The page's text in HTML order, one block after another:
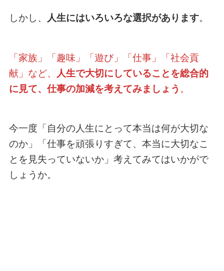
しかし、 人生にはいろいろな選択があります。
「家族」「趣味」「遊び」「仕事」「社会貢
献」など、
人生で大切にしていることを総合的
に見て、仕事の加減を考えてみましょう 。
今一度「自分の人生にとって本当は何が大切な
のか」「仕事を頑張りすぎて、本当に大切なこ
とを見失っていないか」考えてみてはいかがで
しょうか。